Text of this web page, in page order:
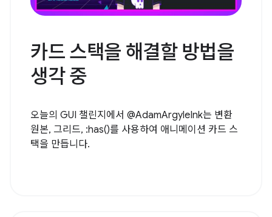
카드 스택을 해결할 방법을
생각 중
오늘의 GUI 챌린지에서 @AdamArgyleInk는 변환
원본, 그리드, :has()를 사용하여 애니메이션 카드 스
택을 만듭니다.